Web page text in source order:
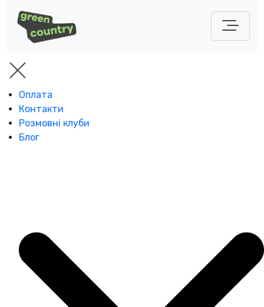
Оплата
Контакти
Розмовні клуби
Блог